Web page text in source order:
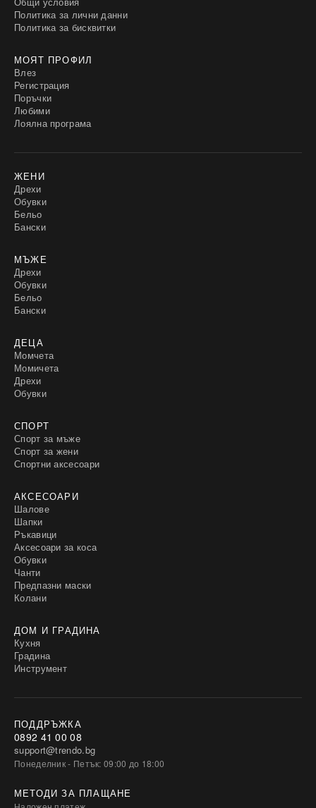
Политика за лични данни
Политика за бисквитки
МОЯТ ПРОФИЛ
Влез
Регистрация
Поръчки
Любими
Лоялна програма
ЖЕНИ
Дрехи
Обувки
Бельо
Бански
МЪЖЕ
Дрехи
Обувки
Бельо
Бански
ДЕЦА
Момчета
Момичета
Дрехи
Обувки
СПОРТ
Спорт за мъже
Спорт за жени
Спортни аксесоари
АКСЕСОАРИ
Шалове
Шапки
Ръкавици
Аксесоари за коса
Обувки
Чанти
Предпазни маски
Колани
ДОМ И ГРАДИНА
Кухня
Градина
Инструмент
ПОДДРЪЖКА
0892 41 00 08
support@trendo.bg
Понеделник - Петък: 09:00 до 18:00
МЕТОДИ ЗА ПЛАЩАНЕ